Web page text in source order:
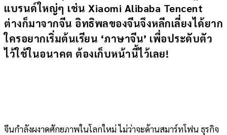
แบรนด์ใหญ่ๆ เช่น Xiaomi Alibaba Tencent
ต่างก็มาจากจีน อิทธิพลของจีนจึงหลีกเลี่ยงได้ยาก
ใครอยากเริ่มต้นเรียน ‘ภาษาจีน’ เพื่อประดับตัว
ไว้ใช้ในอนาคต ต้องเก็บหน้านี้ไว้เลย!
จีนกำลังผงาดศักยภาพในโลกใหม่ ไม่ว่าจะด้านสมาร์ทโฟน ธุรกิจ